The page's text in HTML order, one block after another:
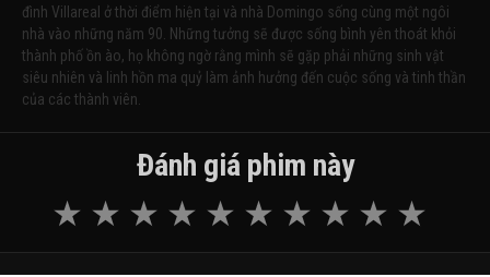
đình Villareal ở thời điểm hiện tại và nhà Domingo sống cùng một ngôi
nhà vào những năm 90. Những tưởng sẽ được sống bình yên thoát khỏi
thành phố ồn ào, họ không ngờ rằng mình sẽ gặp phải những sinh vật
siêu nhiên và linh hồn ma quỷ làm ảnh hưởng đến cuộc sống và tinh thần
của các thành viên.
Đánh giá phim này